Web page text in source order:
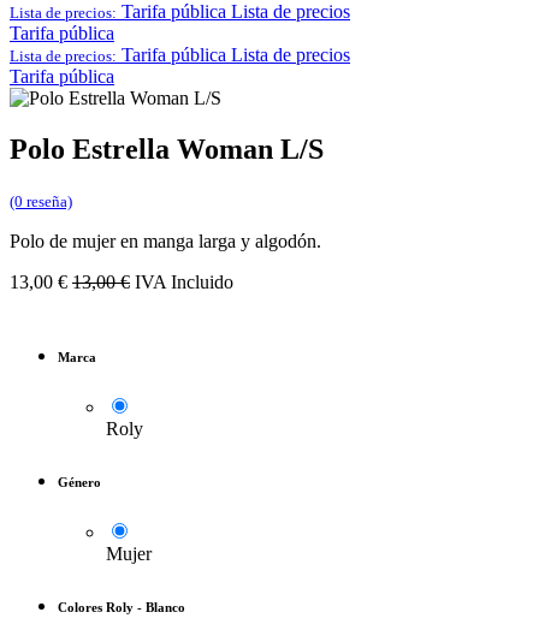
Lista de precios: Tarifa pública Lista de precios
Tarifa pública
Lista de precios: Tarifa pública Lista de precios
Tarifa pública
Polo Estrella Woman L/S
(0 reseña)
Polo de mujer en manga larga y algodón.
13,00 € 13,00€ IVA Incluido
Marca
Roly
Género
Mujer
Colores Roly - Blanco